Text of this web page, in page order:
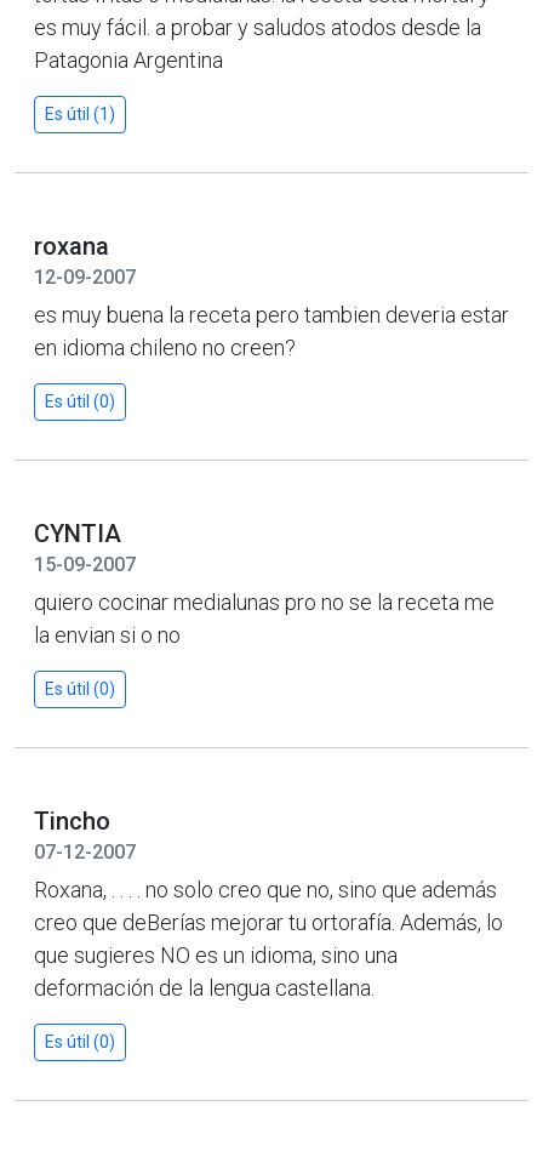
es muy fácil. a probar y saludos atodos desde la
Patagonia Argentina
Es útil (1)
roxana
12-09-2007
es muy buena la receta pero tambien deveria estar
en idioma chileno no creen?
Es útil (0)
CYNTIA
15-09-2007
quiero cocinar medialunas pro no se la receta me
la envian si o no
Es útil (0)
Tincho
07-12-2007
Roxana, . . . . no solo creo que no, sino que además
creo que deBerías mejorar tu ortorafía. Además, lo
que sugieres NO es un idioma, sino una
deformación de la lengua castellana.
Es útil (0)